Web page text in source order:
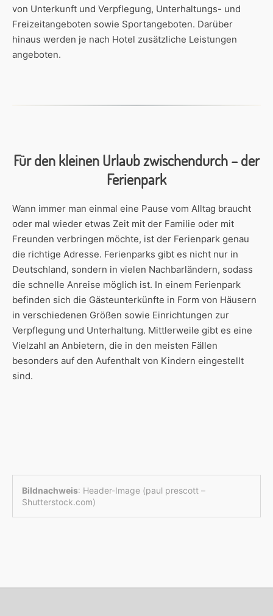
von Unterkunft und Verpflegung, Unterhaltungs- und
Freizeitangeboten sowie Sportangeboten. Darüber
hinaus werden je nach Hotel zusätzliche Leistungen
angeboten.
Für den kleinen Urlaub zwischendurch – der
Ferienpark
Wann immer man einmal eine Pause vom Alltag braucht
oder mal wieder etwas Zeit mit der Familie oder mit
Freunden verbringen möchte, ist der Ferienpark genau
die richtige Adresse. Ferienparks gibt es nicht nur in
Deutschland, sondern in vielen Nachbarländern, sodass
die schnelle Anreise möglich ist. In einem Ferienpark
befinden sich die Gästeunterkünfte in Form von Häusern
in verschiedenen Größen sowie Einrichtungen zur
Verpflegung und Unterhaltung. Mittlerweile gibt es eine
Vielzahl an Anbietern, die in den meisten Fällen
besonders auf den Aufenthalt von Kindern eingestellt
sind.
Bildnachweis: Header-Image (paul prescott –
Shutterstock.com)